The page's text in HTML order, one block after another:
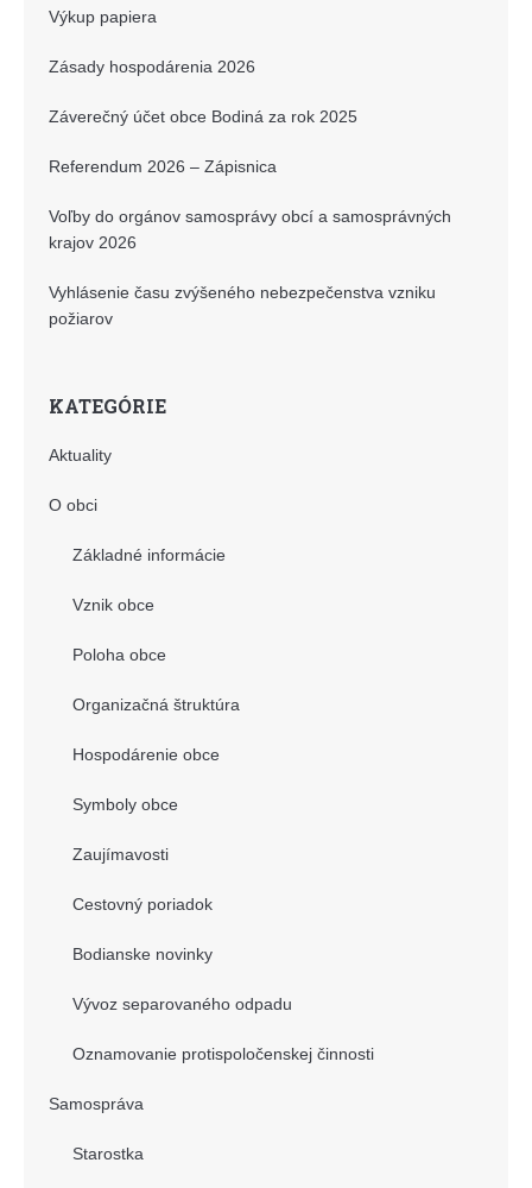
Výkup papiera
Zásady hospodárenia 2026
Záverečný účet obce Bodiná za rok 2025
Referendum 2026 – Zápisnica
Voľby do orgánov samosprávy obcí a samosprávných
krajov 2026
Vyhlásenie času zvýšeného nebezpečenstva vzniku
požiarov
KATEGÓRIE
Aktuality
O obci
Základné informácie
Vznik obce
Poloha obce
Organizačná štruktúra
Hospodárenie obce
Symboly obce
Zaujímavosti
Cestovný poriadok
Bodianske novinky
Vývoz separovaného odpadu
Oznamovanie protispoločenskej činnosti
Samospráva
Starostka